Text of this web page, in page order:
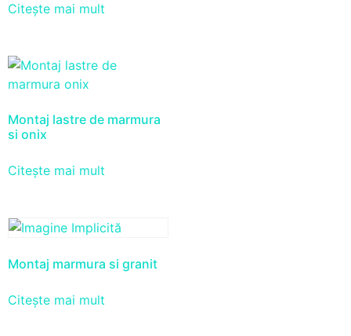
Citește mai mult
Montaj lastre de marmura
si onix
Citește mai mult
Montaj marmura si granit
Citește mai mult